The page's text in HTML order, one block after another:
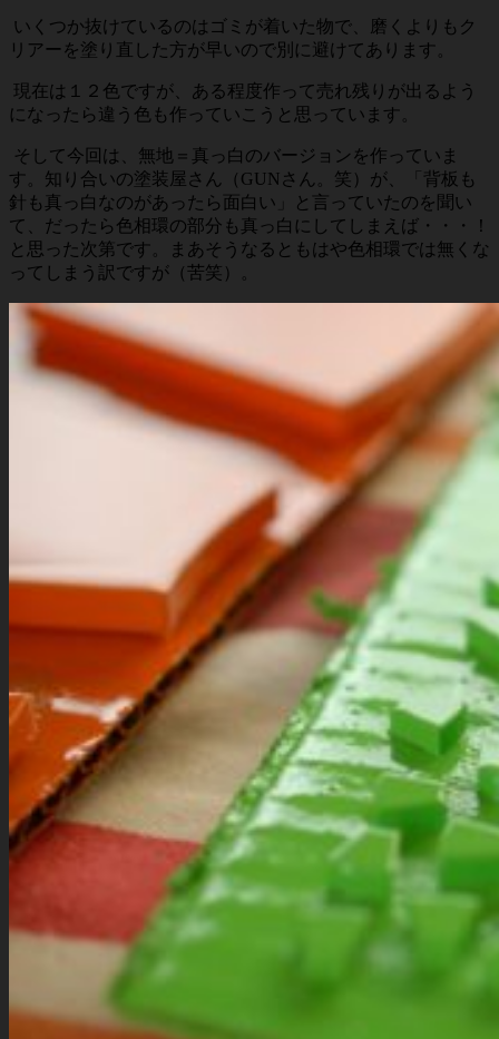
いくつか抜けているのはゴミが着いた物で、磨くよりもク
リアーを塗り直した方が早いので別に避けてあります。
現在は１２色ですが、ある程度作って売れ残りが出るよう
になったら違う色も作っていこうと思っています。
そして今回は、無地＝真っ白のバージョンを作っていま
す。知り合いの塗装屋さん（GUNさん。笑）が、「背板も
針も真っ白なのがあったら面白い」と言っていたのを聞い
て、だったら色相環の部分も真っ白にしてしまえば・・・！
と思った次第です。まあそうなるともはや色相環では無くな
ってしまう訳ですが（苦笑）。